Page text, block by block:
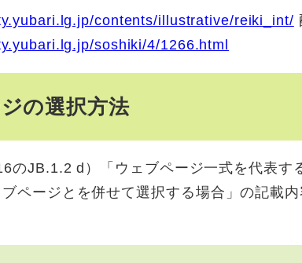
contents/illustrative/reiki_int/
soshiki/4/1266.html
の選択方法
JB.1.2 d）「ウェブページ一式を代表す
ページとを併せて選択する場合」の記載